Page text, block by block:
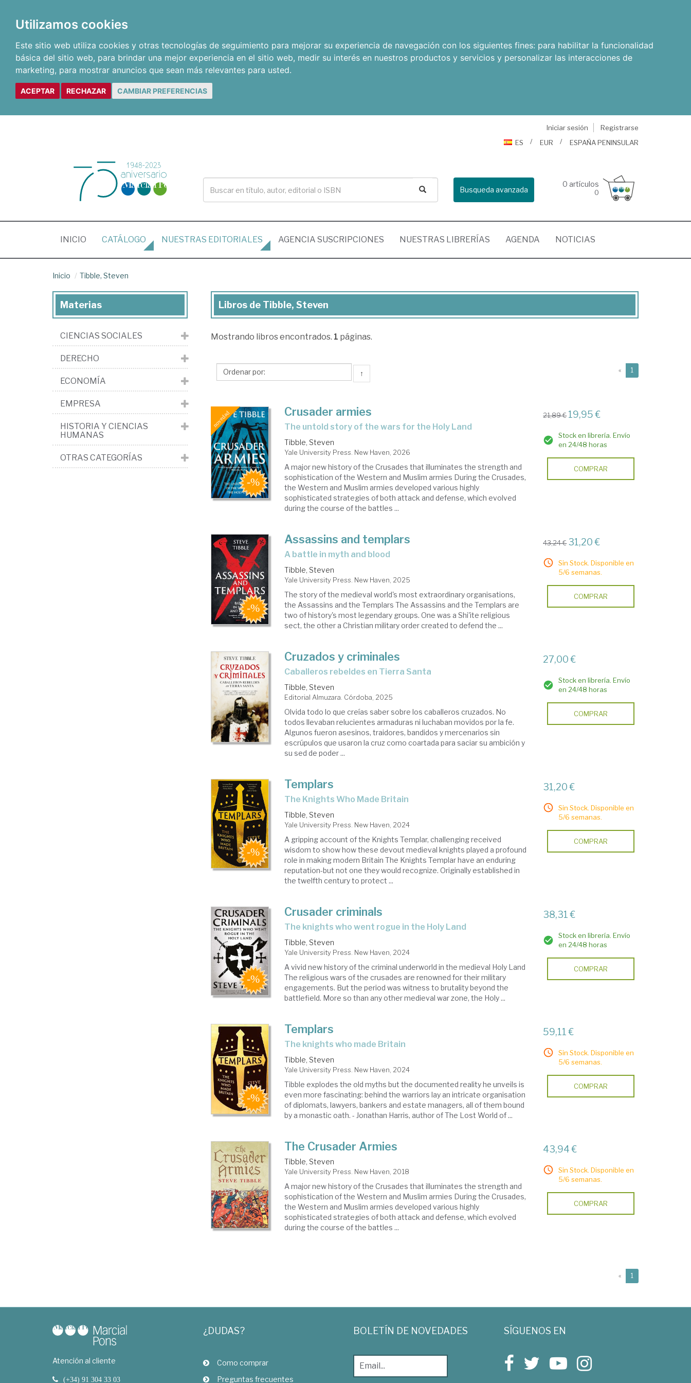
Utilizamos cookies
Este sitio web utiliza cookies y otras tecnologías de seguimiento para mejorar su experiencia de navegación con los siguientes fines: para habilitar la funcionalidad
básica del sitio web, para brindar una mejor experiencia en el sitio web, medir su interés en nuestros productos y servicios y personalizar las interacciones de
marketing, para mostrar anuncios que sean más relevantes para usted.
ACEPTAR RECHAZAR CAMBIAR PREFERENCIAS
Iniciar sesión
Registrarse
ES
EUR ESPAÑA PENINSULAR
Busqueda avanzada
0 artículos
0
INICIO (CURRENT)
CATÁLOGO NUESTRAS EDITORIALES AGENCIA SUSCRIPCIONES NUESTRAS LIBRERÍAS AGENDA NOTICIAS
Inicio Tibble, Steven
Libros
Tibble,
Libros de Tibble, Steven
Mostrando libros encontrados. 1 páginas.
↑ « 1
Crusader armies
the untold story of the wars for the Holy Land
Tibble, Steven
Yale University Press. New Haven, 2026
A major new history of the Crusades that illuminates the strength and
sophistication of the Western and Muslim armies During the Crusades,
the Western and Muslim armies developed various highly
sophisticated strategies of both attack and defense, which evolved
during the course of the battles ...
21,89 € 19,95 €
Stock en librería. Envío
en 24/48 horas
COMPRAR
Assassins and templars
a battle in myth and blood
Tibble, Steven
Yale University Press. New Haven, 2025
The story of the medieval world's most extraordinary organisations,
the Assassins and the Templars The Assassins and the Templars are
two of history's most legendary groups. One was a Shi'ite religious
sect, the other a Christian military order created to defend the ...
43,24 € 31,20 €
Sin Stock. Disponible en
5/6 semanas.
COMPRAR
Cruzados y criminales
Caballeros rebeldes en Tierra Santa
Tibble, Steven
Editorial Almuzara. Córdoba, 2025
Olvida todo lo que creías saber sobre los caballeros cruzados. No
todos llevaban relucientes armaduras ni luchaban movidos por la fe.
Algunos fueron asesinos, traidores, bandidos y mercenarios sin
escrúpulos que usaron la cruz como coartada para saciar su ambición y
su sed de poder ...
27,00 €
Stock en librería. Envío
en 24/48 horas
COMPRAR
Templars
The Knights Who Made Britain
Tibble, Steven
Yale University Press. New Haven, 2024
A gripping account of the Knights Templar, challenging received
wisdom to show how these devout medieval knights played a profound
role in making modern Britain The Knights Templar have an enduring
reputation-but not one they would recognize. Originally established in
the twelfth century to protect ...
31,20 €
Sin Stock. Disponible en
5/6 semanas.
COMPRAR
Crusader criminals
the knights who went rogue in the Holy Land
Tibble, Steven
Yale University Press. New Haven, 2024
A vivid new history of the criminal underworld in the medieval Holy Land
The religious wars of the crusades are renowned for their military
engagements. But the period was witness to brutality beyond the
battlefield. More so than any other medieval war zone, the Holy ...
38,31 €
Stock en librería. Envío
en 24/48 horas
COMPRAR
Templars
the knights who made Britain
Tibble, Steven
Yale University Press. New Haven, 2024
Tibble explodes the old myths but the documented reality he unveils is
even more fascinating: behind the warriors lay an intricate organisation
of diplomats, lawyers, bankers and estate managers, all of them bound
by a monastic oath. - Jonathan Harris, author of The Lost World of ...
59,11 €
Sin Stock. Disponible en
5/6 semanas.
COMPRAR
The Crusader Armies
Tibble, Steven
Yale University Press. New Haven, 2018
A major new history of the Crusades that illuminates the strength and
sophistication of the Western and Muslim armies During the Crusades,
the Western and Muslim armies developed various highly
sophisticated strategies of both attack and defense, which evolved
during the course of the battles ...
43,94 €
Sin Stock. Disponible en
5/6 semanas.
COMPRAR
« 1
Materias
CIENCIAS SOCIALES
DERECHO
ECONOMÍA
EMPRESA
HISTORIA Y CIENCIAS
HUMANAS
OTRAS CATEGORÍAS
Atención al cliente
(+34) 91 304 33 03
¿DUDAS?
Como comprar
Preguntas frecuentes
BOLETÍN DE NOVEDADES SÍGUENOS EN